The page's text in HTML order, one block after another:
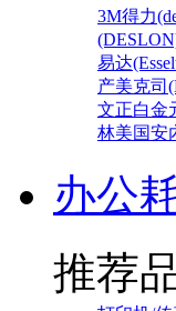
3M得力
易达
产美克司
文正白金
林美国安
办公
推荐